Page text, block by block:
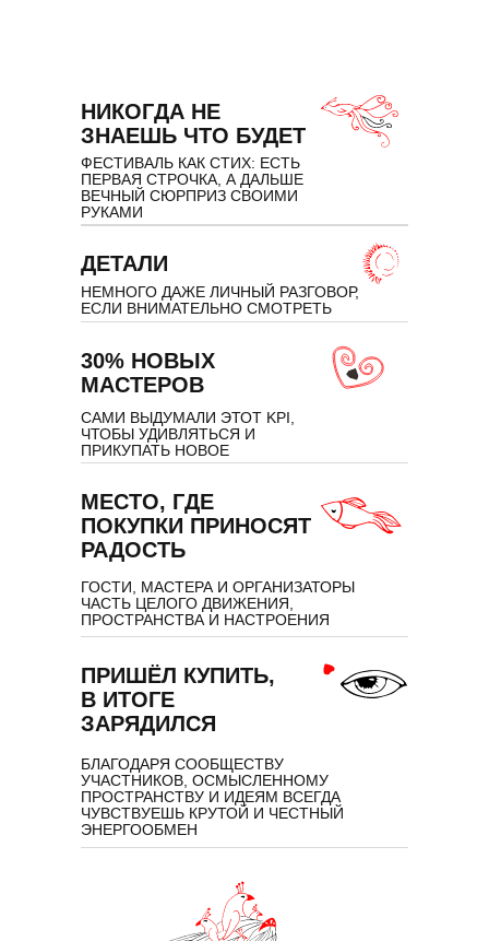
НИКОГДА НЕ
ЗНАЕШЬ ЧТО БУДЕТ
ФЕСТИВАЛЬ КАК СТИХ: ЕСТЬ
ПЕРВАЯ СТРОЧКА, А ДАЛЬШЕ
ВЕЧНЫЙ СЮРПРИЗ СВОИМИ
РУКАМИ
ДЕТАЛИ
НЕМНОГО ДАЖЕ ЛИЧНЫЙ РАЗГОВОР,
ЕСЛИ ВНИМАТЕЛЬНО СМОТРЕТЬ
30% НОВЫХ
МАСТЕРОВ
САМИ ВЫДУМАЛИ ЭТОТ KPI,
ЧТОБЫ УДИВЛЯТЬСЯ И
ПРИКУПАТЬ НОВОЕ
МЕСТО, ГДЕ
ПОКУПКИ ПРИНОСЯТ
РАДОСТЬ
ГОСТИ, МАСТЕРА И ОРГАНИЗАТОРЫ
ЧАСТЬ ЦЕЛОГО ДВИЖЕНИЯ,
ПРОСТРАНСТВА И НАСТРОЕНИЯ
ПРИШЁЛ КУПИТЬ,
В ИТОГЕ
ЗАРЯДИЛСЯ
БЛАГОДАРЯ СООБЩЕСТВУ
УЧАСТНИКОВ, ОСМЫСЛЕННОМУ
ПРОСТРАНСТВУ И ИДЕЯМ ВСЕГДА
ЧУВСТВУЕШЬ КРУТОЙ И ЧЕСТНЫЙ
ЭНЕРГООБМЕН